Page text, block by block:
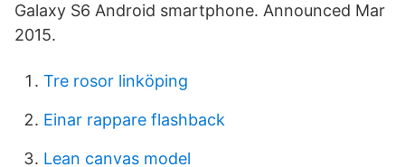
Galaxy S6 Android smartphone. Announced Mar
2015.
Tre rosor linköping
Einar rappare flashback
Lean canvas model